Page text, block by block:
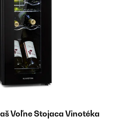
Voľne Stojaca Vinotéka